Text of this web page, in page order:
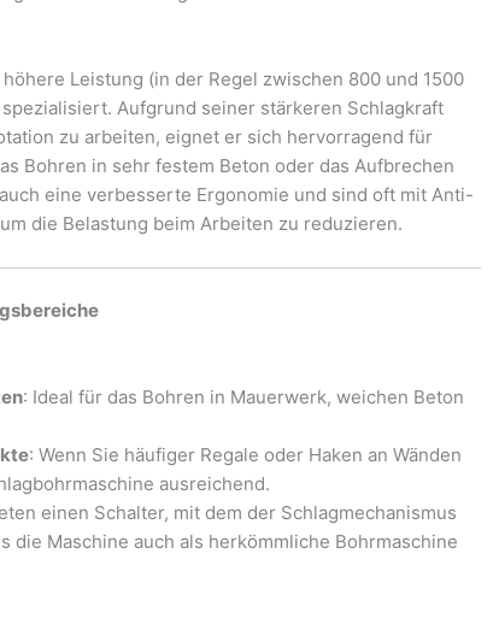
Leistung (in der Regel zwischen 800 und 1500
Aufgrund seiner stärkeren Schlagkraft
zu arbeiten, eignet er sich hervorragend für
Bohren in sehr festem Beton oder das Aufbrechen
eine verbesserte Ergonomie und sind oft mit Anti-
die Belastung beim Arbeiten zu reduzieren.
: Ideal für das Bohren in Mauerwerk, weichen Beton
: Wenn Sie häufiger Regale oder Haken an Wänden
ausreichend.
einen Schalter, mit dem der Schlagmechanismus
die Maschine auch als herkömmliche Bohrmaschine